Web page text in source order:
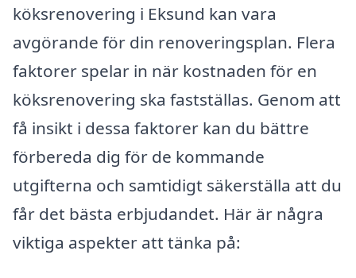
köksrenovering i Eksund kan vara
avgörande för din renoveringsplan. Flera
faktorer spelar in när kostnaden för en
köksrenovering ska fastställas. Genom att
få insikt i dessa faktorer kan du bättre
förbereda dig för de kommande
utgifterna och samtidigt säkerställa att du
får det bästa erbjudandet. Här är några
viktiga aspekter att tänka på: